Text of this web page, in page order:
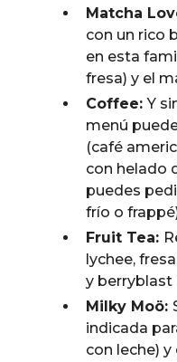
Matcha
con un rico
en esta
fresa) y el
Coffee:Y
menú
(café
con helado
puedes
frío o
Fruit Tea:
lychee,
y berryblast
Milky Moö:
indicada
con leche)